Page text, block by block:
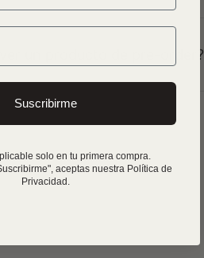
un producto de pre-order?
Suscribirme
solo en tu primera compra.
aceptas nuestra Política de
Privacidad.